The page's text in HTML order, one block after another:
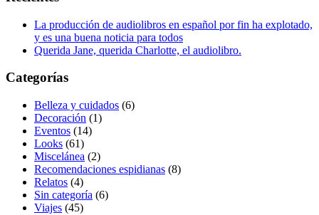
La producción de audiolibros en español por fin ha explotado,
y es una buena noticia para todos
Querida Jane, querida Charlotte, el audiolibro.
Categorías
Belleza y cuidados (6)
Decoración (1)
Eventos (14)
Looks (61)
Miscelánea (2)
Recomendaciones espidianas (8)
Relatos (4)
Sin categoría (6)
Viajes (45)